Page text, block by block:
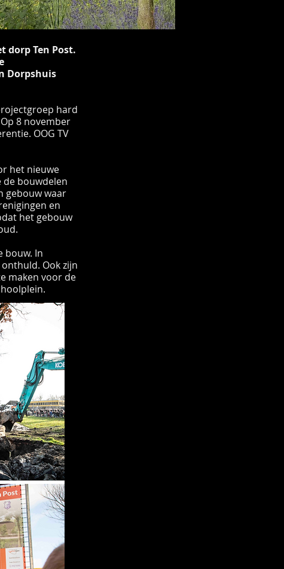
dorp Ten Post.
Dorpshuis
hard
8 november
OOG TV
het nieuwe
de bouwdelen
gebouw waar
en
het gebouw
bouw. In
Ook zijn
maken voor de